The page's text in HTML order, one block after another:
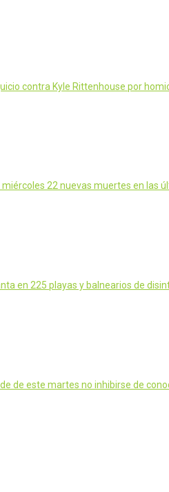
contra Kyle Rittenhouse por
22 nuevas muertes en las
en 225 playas y balnearios de
de este martes no inhibirse de